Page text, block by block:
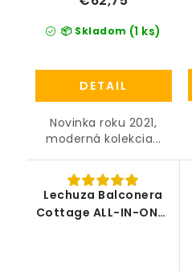
📦 Skladom (1 ks)
DETAIL
Novinka roku 2021,
moderná kolekcia...
Lechuza Balconera
Cottage ALL-IN-ONE-